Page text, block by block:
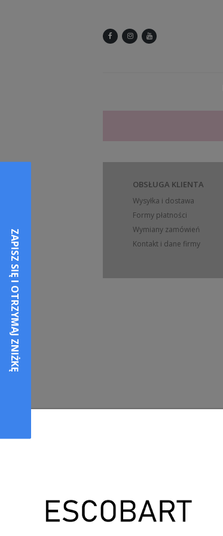
OBSŁUGA KLIENTA
Wysyłka i dostawa
Formy płatności
Wymiany zamówień
Kontakt i dane firmy